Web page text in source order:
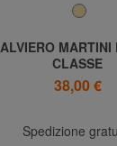
ALVIERO MARTINI
CLASSE
GEO CLASSIC
Vespa
38,00 €
Spedizione